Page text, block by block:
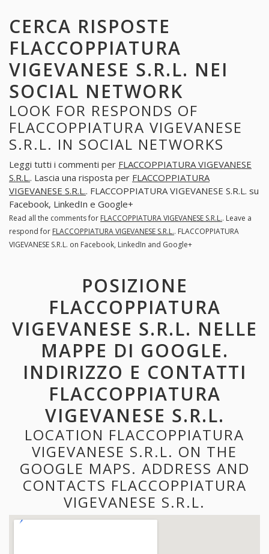
CERCA RISPOSTE
FLACCOPPIATURA
VIGEVANESE S.R.L. NEI
SOCIAL NETWORK
LOOK FOR RESPONDS OF
FLACCOPPIATURA VIGEVANESE
S.R.L. IN SOCIAL NETWORKS
Leggi tutti i commenti per FLACCOPPIATURA VIGEVANESE
S.R.L.. Lascia una risposta per FLACCOPPIATURA
VIGEVANESE S.R.L.. FLACCOPPIATURA VIGEVANESE S.R.L. su
Facebook, LinkedIn e Google+
Read all the comments for FLACCOPPIATURA VIGEVANESE S.R.L.. Leave a
respond for FLACCOPPIATURA VIGEVANESE S.R.L.. FLACCOPPIATURA
VIGEVANESE S.R.L. on Facebook, LinkedIn and Google+
POSIZIONE
FLACCOPPIATURA
VIGEVANESE S.R.L. NELLE
MAPPE DI GOOGLE.
INDIRIZZO E CONTATTI
FLACCOPPIATURA
VIGEVANESE S.R.L.
LOCATION FLACCOPPIATURA
VIGEVANESE S.R.L. ON THE
GOOGLE MAPS. ADDRESS AND
CONTACTS FLACCOPPIATURA
VIGEVANESE S.R.L.